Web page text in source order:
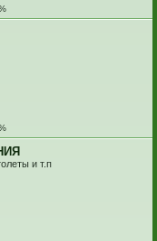
и т.п